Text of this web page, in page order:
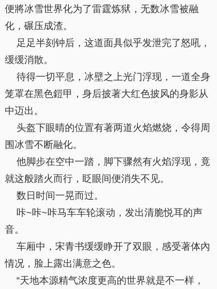
便將冰雪世界化为了雷霆炼狱，无数冰雪被融
化，碾压成渣。
足足半刻钟后，这道面具似乎发泄完了怒吼，
缓缓消散。
待得一切平息，冰壁之上光门浮现，一道全身
笼罩在黑色鎧甲，身后披著大红色披风的身影从
中迈出。
头盔下眼晴的位置有著两道火焰燃烧，令得周
围冰雪不断融化。
他脚步在空中一踏，脚下骤然有火焰浮现，竟
就这般踏火而行，眨眼间便消失不见。
数日时间一晃而过。
咔~咔~咔马车车轮滚动，发出清脆悦耳的声
音。
车厢中，宋青书缓缓睁开了双眼，感受著体內
情况，脸上露出满意之色。
“天地本源精气浓度更高的世界就是不一样，